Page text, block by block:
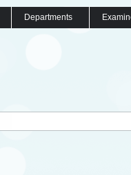
Departments